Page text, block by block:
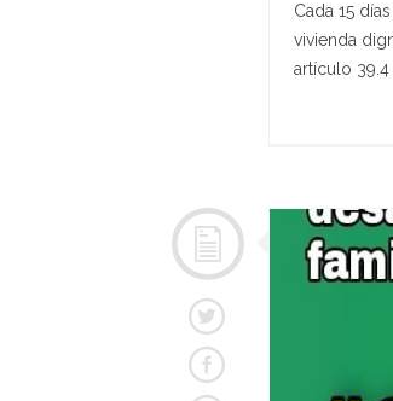
Cada 15
vivienda
artículo